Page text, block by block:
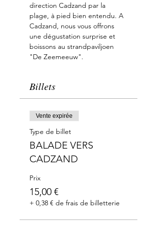
direction Cadzand par la
plage, à pied bien entendu. A
Cadzand, nous vous offrons
une dégustation surprise et
boissons au strandpaviljoen
"De Zeemeeuw".
Billets
Vente expirée
Type de billet
BALADE VERS
CADZAND
Prix
15,00 €
+ 0,38 € de frais de billetterie